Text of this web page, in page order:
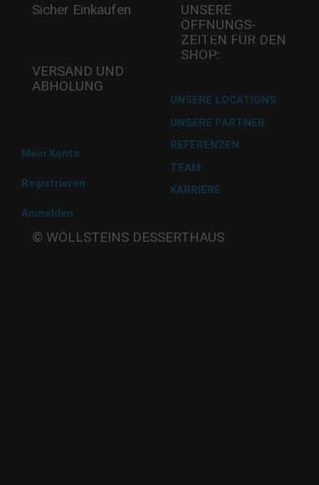
Sicher Einkaufen
VERSAND UND
ABHOLUNG
Versand mit DHL
Mein Konto
Registrieren
Anmelden
UNSERE
ÖFFNUNGS­
ZEITEN FÜR DEN
SHOP:
Mi - 11:00-17:00 Uhr
Do -11:00-17:00 Uhr
Fr - 11:00-17:00 Uhr
UNSERE LOCATIONS
UNSERE PARTNER
REFERENZEN
TEAM
KARRIERE
© WÖLLSTEINS DESSERTHAUS